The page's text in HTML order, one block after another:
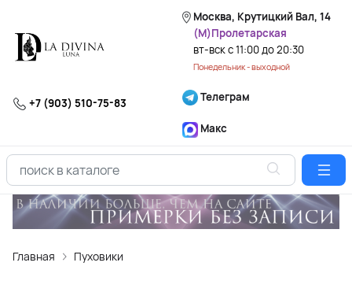
Москва, Крутицкий Вал, 14
(М)Пролетарская
вт-вск с 11:00 до 20:30
Понедельник - выходной
+7 (903) 510-75-83 Телеграм
Макс
Главная Пуховики